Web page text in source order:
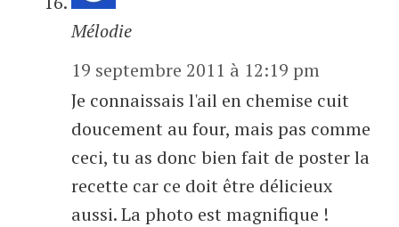
Mélodie
19 septembre 2011 à 12:19 pm
Je connaissais l'ail en chemise cuit
doucement au four, mais pas comme
ceci, tu as donc bien fait de poster la
recette car ce doit être délicieux
aussi. La photo est magnifique !